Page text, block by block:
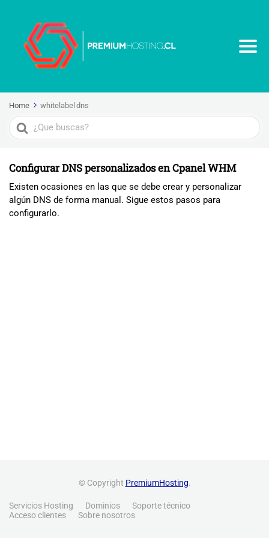
Home whitelabel dns
Search
For
Configurar DNS personalizados en Cpanel WHM
Existen ocasiones en las que se debe crear y personalizar
algún DNS de forma manual. Sigue estos pasos para
configurarlo.
© Copyright PremiumHosting.
Servicios Hosting Dominios
Soporte técnico
Acceso clientes
Sobre nosotros